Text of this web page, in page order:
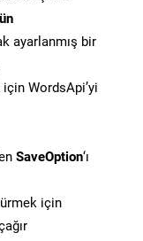
ayarlanmış bir
WordsApi’yi
SaveOption‘ı
için